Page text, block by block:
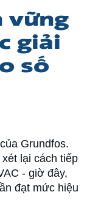
vững
giải
số
Grundfos.
lại cách tiếp
- giờ đây,
đạt mức hiệu